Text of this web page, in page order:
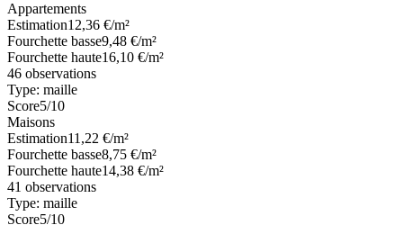
Appartements
Estimation12,36 €/m²
Fourchette basse9,48 €/m²
Fourchette haute16,10 €/m²
46 observations
Type: maille
Score5/10
Maisons
Estimation11,22 €/m²
Fourchette basse8,75 €/m²
Fourchette haute14,38 €/m²
41 observations
Type: maille
Score5/10